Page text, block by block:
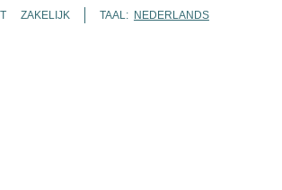
ZAKELIJK TAAL: NEDERLANDS